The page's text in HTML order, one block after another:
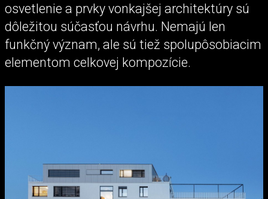
osvetlenie a prvky vonkajšej architektúry sú
dôležitou súčasťou návrhu. Nemajú len
funkčný význam, ale sú tiež spolupôsobiacim
elementom celkovej kompozície.